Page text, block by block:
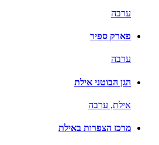
ערבה
פארק ספיר
ערבה
הגן הבוטני אילת
אילת, ערבה
מרכז הצפרות באילת